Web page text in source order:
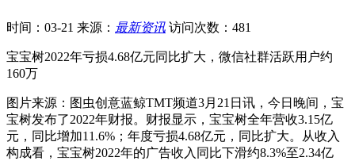
时间：03-21 来源： 最新资讯 访问次数：481
宝宝树2022年亏损4.68亿元同比扩大，微信社群活跃用户约
160万
图片来源：图虫创意蓝鲸TMT频道3月21日讯，今日晚间，宝
宝树发布了2022年财报。财报显示，宝宝树全年营收3.15亿
元，同比增加11.6%；年度亏损4.68亿元，同比扩大。从收入
构成看，宝宝树2022年的广告收入同比下滑约8.3%至2.34亿